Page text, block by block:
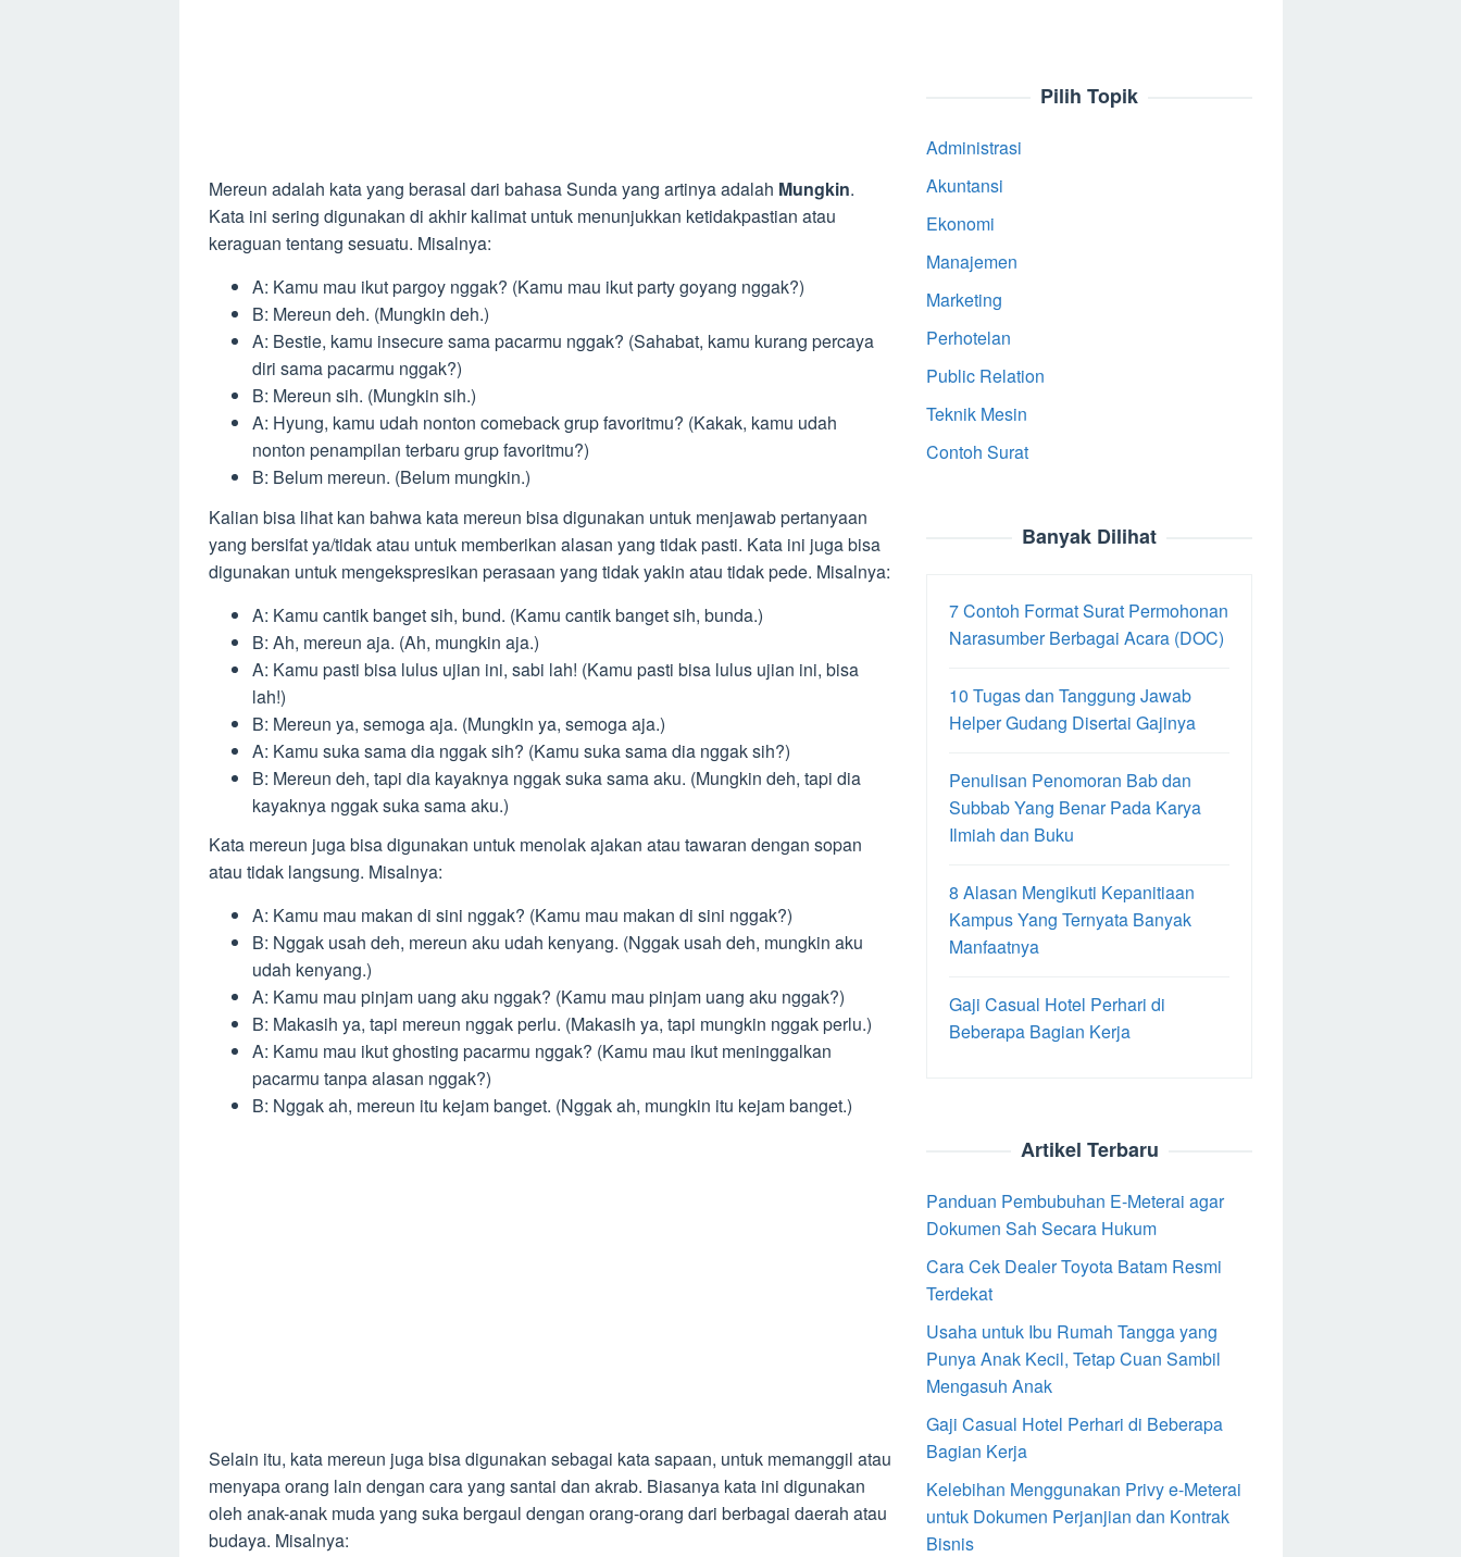
Mereun adalah kata yang berasal dari bahasa Sunda yang artinya adalah Mungkin.
Kata ini sering digunakan di akhir kalimat untuk menunjukkan ketidakpastian atau
keraguan tentang sesuatu. Misalnya:
A: Kamu mau ikut pargoy nggak? (Kamu mau ikut party goyang nggak?)
B: Mereun deh. (Mungkin deh.)
A: Bestie, kamu insecure sama pacarmu nggak? (Sahabat, kamu kurang percaya
diri sama pacarmu nggak?)
B: Mereun sih. (Mungkin sih.)
A: Hyung, kamu udah nonton comeback grup favoritmu? (Kakak, kamu udah
nonton penampilan terbaru grup favoritmu?)
B: Belum mereun. (Belum mungkin.)
Kalian bisa lihat kan bahwa kata mereun bisa digunakan untuk menjawab pertanyaan
yang bersifat ya/tidak atau untuk memberikan alasan yang tidak pasti. Kata ini juga bisa
digunakan untuk mengekspresikan perasaan yang tidak yakin atau tidak pede. Misalnya:
A: Kamu cantik banget sih, bund. (Kamu cantik banget sih, bunda.)
B: Ah, mereun aja. (Ah, mungkin aja.)
A: Kamu pasti bisa lulus ujian ini, sabi lah! (Kamu pasti bisa lulus ujian ini, bisa
lah!)
B: Mereun ya, semoga aja. (Mungkin ya, semoga aja.)
A: Kamu suka sama dia nggak sih? (Kamu suka sama dia nggak sih?)
B: Mereun deh, tapi dia kayaknya nggak suka sama aku. (Mungkin deh, tapi dia
kayaknya nggak suka sama aku.)
Kata mereun juga bisa digunakan untuk menolak ajakan atau tawaran dengan sopan
atau tidak langsung. Misalnya:
A: Kamu mau makan di sini nggak? (Kamu mau makan di sini nggak?)
B: Nggak usah deh, mereun aku udah kenyang. (Nggak usah deh, mungkin aku
udah kenyang.)
A: Kamu mau pinjam uang aku nggak? (Kamu mau pinjam uang aku nggak?)
B: Makasih ya, tapi mereun nggak perlu. (Makasih ya, tapi mungkin nggak perlu.)
A: Kamu mau ikut ghosting pacarmu nggak? (Kamu mau ikut meninggalkan
pacarmu tanpa alasan nggak?)
B: Nggak ah, mereun itu kejam banget. (Nggak ah, mungkin itu kejam banget.)
Selain itu, kata mereun juga bisa digunakan sebagai kata sapaan, untuk memanggil atau
menyapa orang lain dengan cara yang santai dan akrab. Biasanya kata ini digunakan
oleh anak-anak muda yang suka bergaul dengan orang-orang dari berbagai daerah atau
budaya. Misalnya:
Pilih Topik
Administrasi
Akuntansi
Ekonomi
Manajemen
Marketing
Perhotelan
Public Relation
Teknik Mesin
Contoh Surat
Banyak Dilihat
7 Contoh Format Surat Permohonan
Narasumber Berbagai Acara (DOC)
10 Tugas dan Tanggung Jawab
Helper Gudang Disertai Gajinya
Penulisan Penomoran Bab dan
Subbab Yang Benar Pada Karya
Ilmiah dan Buku
8 Alasan Mengikuti Kepanitiaan
Kampus Yang Ternyata Banyak
Manfaatnya
Gaji Casual Hotel Perhari di
Beberapa Bagian Kerja
Artikel Terbaru
Panduan Pembubuhan E-Meterai agar
Dokumen Sah Secara Hukum
Cara Cek Dealer Toyota Batam Resmi
Terdekat
Usaha untuk Ibu Rumah Tangga yang
Punya Anak Kecil, Tetap Cuan Sambil
Mengasuh Anak
Gaji Casual Hotel Perhari di Beberapa
Bagian Kerja
Kelebihan Menggunakan Privy e-Meterai
untuk Dokumen Perjanjian dan Kontrak
Bisnis